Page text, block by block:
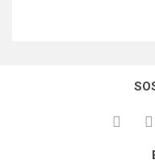
kullanarak tarafımıza
Görüş ve önerileriniz için
Ürün açıklamasında